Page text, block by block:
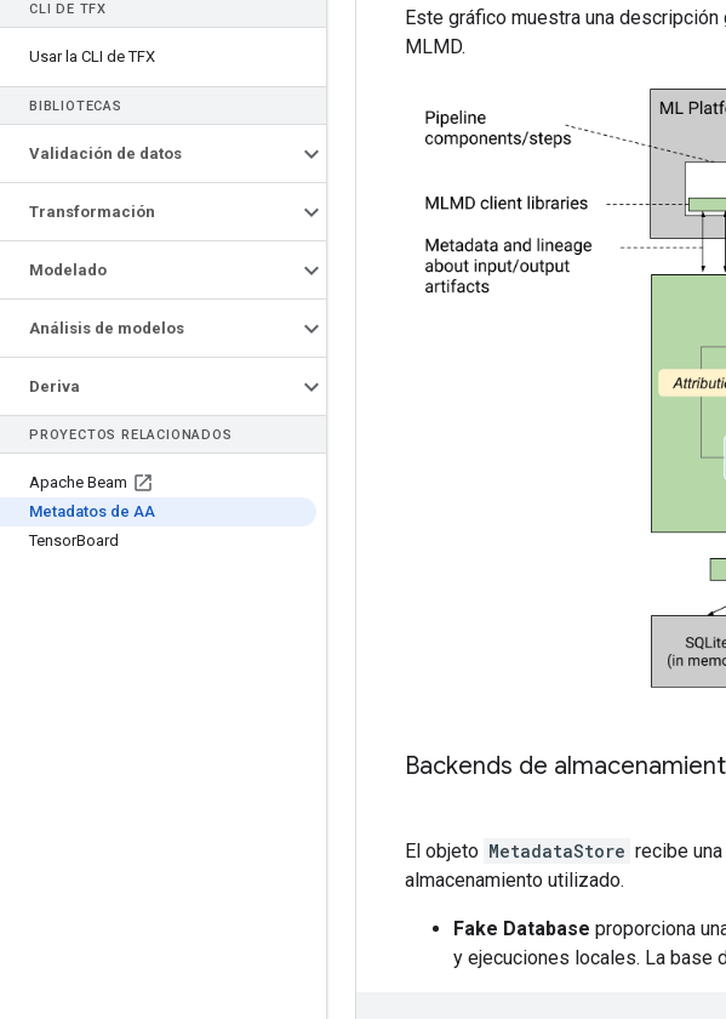
CLI DE TFX
Usar la CLI de TFX
BIBLIOTECAS
Validación de datos
Transformación
Modelado
Análisis de modelos
Deriva
PROYECTOS RELACIONADOS
Apache Beam
Metadatos de AA
TensorBoard
Este gráfico muestra una
MLMD.
Backends de
El objeto MetadataStore recibe
almacenamiento utilizado.
Fake Database proporciona
y ejecuciones locales. La base